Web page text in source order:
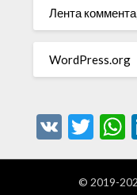
Лента
WordPress.org
VK
© 2019-